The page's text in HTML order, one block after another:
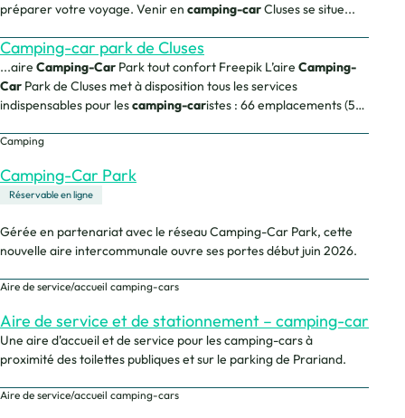
préparer votre voyage. Venir en camping-carCluses se situe...
Camping-car park de Cluses
...aire Camping-Car Park tout confort Freepik L’aire Camping-
Car Park de Cluses met à disposition tous les services
indispensables pour lescamping-caristes : 66 emplacements (59
Camping-Car Park
Camping
Réservable en ligne
Gérée en partenariat avec le réseau Camping-Car Park, cette
nouvelle aire intercommunale ouvre ses portes début juin 2026.
Aire de service et de stationnement – camping-car
Aire de service/accueil camping-cars
Une aire d'accueil et de service pour les camping-cars à
proximité des toilettes publiques et sur le parking de Prariand.
Aire de service/accueil camping-cars